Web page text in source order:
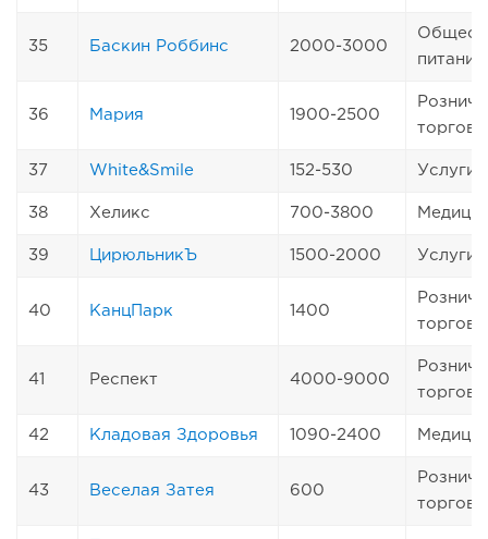
35 Баскин Роббинс 2000-3000
питание
36 Мария 1900-2500
37 White&Smile 152-530 Услуги
38 Хеликс 700-3800
39 ЦирюльникЪ 1500-2000 Услуги
40 КанцПарк 1400
41 Респект 4000-9000
42 Кладовая Здоровья 1090-2400
43 Веселая Затея 600